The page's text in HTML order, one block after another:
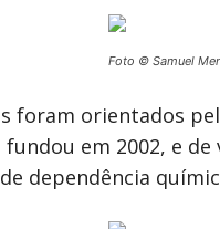
Foto © Samuel
foram orientados
fundou em 2002, e
dependência